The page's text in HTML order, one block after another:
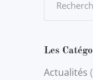
Les
Actualités